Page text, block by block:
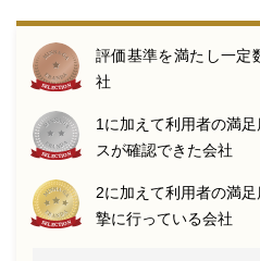
評価基準を満たし一定
社
1に加えて利用者の満
スが確認できた会社
2に加えて利用者の満
摯に行っている会社